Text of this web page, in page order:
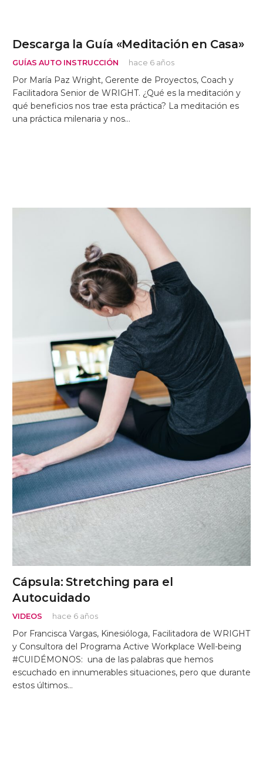
Descarga la Guía «Meditación en Casa»
GUÍAS AUTO INSTRUCCIÓN hace 6 años
Por María Paz Wright, Gerente de Proyectos, Coach y
Facilitadora Senior de WRIGHT. ¿Qué es la meditación y
qué beneficios nos trae esta práctica? La meditación es
una práctica milenaria y nos…
Cápsula: Stretching para el
Autocuidado
VIDEOS hace 6 años
Por Francisca Vargas, Kinesióloga, Facilitadora de WRIGHT
y Consultora del Programa Active Workplace Well-being
#CUIDÉMONOS: una de las palabras que hemos
escuchado en innumerables situaciones, pero que durante
estos últimos…